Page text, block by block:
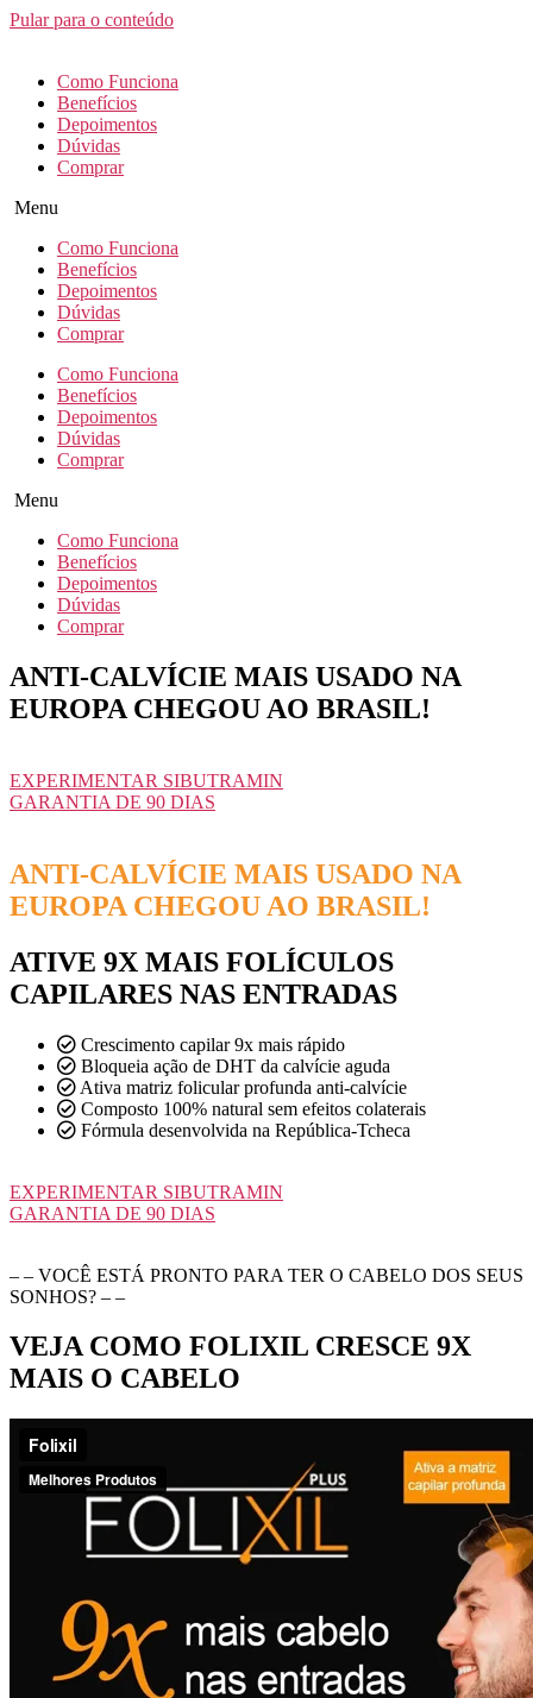
Pular para o conteúdo
Como Funciona
Benefícios
Depoimentos
Dúvidas
Comprar
Menu
Como Funciona
Benefícios
Depoimentos
Dúvidas
Comprar
Como Funciona
Benefícios
Depoimentos
Dúvidas
Comprar
Menu
Como Funciona
Benefícios
Depoimentos
Dúvidas
Comprar
ANTI-CALVÍCIE MAIS USADO NA
EUROPA CHEGOU AO BRASIL!​
EXPERIMENTAR SIBUTRAMIN
GARANTIA DE 90 DIAS
ANTI-CALVÍCIE MAIS USADO NA
EUROPA CHEGOU AO BRASIL!
ATIVE 9X MAIS FOLÍCULOS
CAPILARES NAS ENTRADAS
Crescimento capilar 9x mais rápido
Bloqueia ação de DHT da calvície aguda
Ativa matriz folicular profunda anti-calvície
Composto 100% natural sem efeitos colaterais
Fórmula desenvolvida na República-Tcheca
EXPERIMENTAR SIBUTRAMIN
GARANTIA DE 90 DIAS
– – VOCÊ ESTÁ PRONTO PARA TER O CABELO DOS SEUS
SONHOS? – –
VEJA COMO FOLIXIL CRESCE 9X
MAIS O CABELO